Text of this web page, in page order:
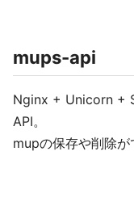
mups-api
Nginx + Unicorn +
API。
mupの保存や削除が